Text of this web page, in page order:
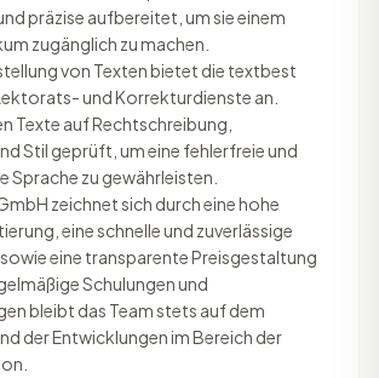
präzise aufbereitet, um sie einem
zugänglich zu machen.
von Texten bietet die textbest
und Korrekturdienste an.
Texte auf Rechtschreibung,
Stil geprüft, um eine fehlerfreie und
Sprache zu gewährleisten.
zeichnet sich durch eine hohe
eine schnelle und zuverlässige
eine transparente Preisgestaltung
Schulungen und
bleibt das Team stets auf dem
der Entwicklungen im Bereich der